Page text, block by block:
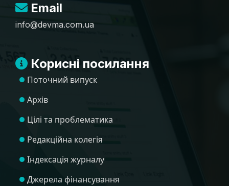
Email
info@devma.com.ua
Корисні посилання
Поточний випуск
Архів
Цілі та проблематика
Редакційна колегія
Індексація журналу
Джерела фінансування